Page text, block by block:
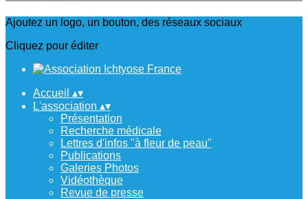
Ajoutez un logo, un bouton, des réseaux sociaux
Cliquez pour éditer
Accueil ▴▾
L'association ▴▾
Présentation
Recherche médicale
Lettres d'infos "à fleur de peau"
Publications
Galeries Photos
Vidéothèque
Revue de presse